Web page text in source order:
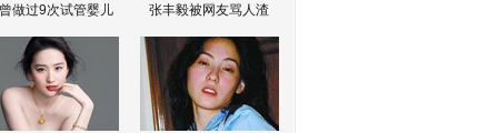
做过9次试管婴儿 张丰毅被网友骂人渣